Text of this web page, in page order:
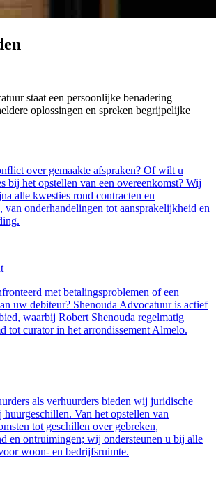
staat een persoonlijke benadering
oplossingen en spreken begrijpelijke
over gemaakte afspraken? Of wilt u
bij het opstellen van een overeenkomst? Wij
alle kwesties rond contracten en
van onderhandelingen tot aansprakelijkheid en
met betalingsproblemen of een
uw debiteur? Shenouda Advocatuur is actief
waarbij Robert Shenouda regelmatig
tot curator in het arrondissement Almelo.
als verhuurders bieden wij juridische
huurgeschillen. Van het opstellen van
tot geschillen over gebreken,
en ontruimingen; wij ondersteunen u bij alle
woon- en bedrijfsruimte.